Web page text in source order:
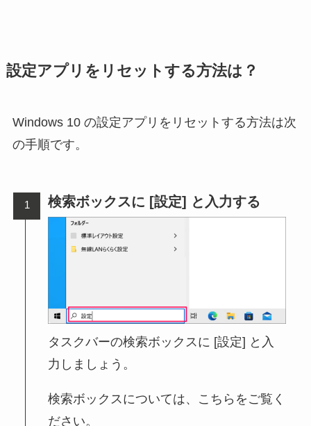
設定アプリをリセットする方法は？
Windows 10 の設定アプリをリセットする方法は次
の手順です。
検索ボックスに [設定] と入力する
タスクバーの検索ボックスに [設定] と入
力しましょう。
検索ボックスについては、こちらをご覧く
ださい。